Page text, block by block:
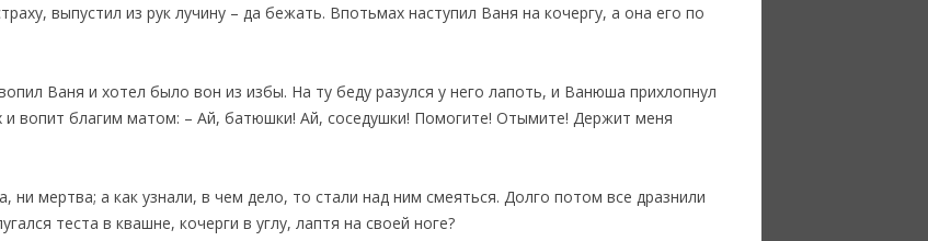
выпустил из рук лучину – да бежать. Впотьмах наступил Ваня на кочергу, а она его по
Ваня и хотел было вон из избы. На ту беду разулся у него лапоть, и Ванюша прихлопнул
и вопит благим матом: – Ай, батюшки! Ай, соседушки! Помогите! Отымите! Держит меня
мертва; а как узнали, в чем дело, то стали над ним смеяться. Долго потом все дразнили
теста в квашне, кочерги в углу, лаптя на своей ноге?